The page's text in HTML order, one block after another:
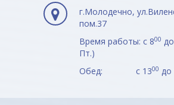
г.Молодечно,
пом.37
Время работы: с 800
Пт.)
Обед: с 1300 до